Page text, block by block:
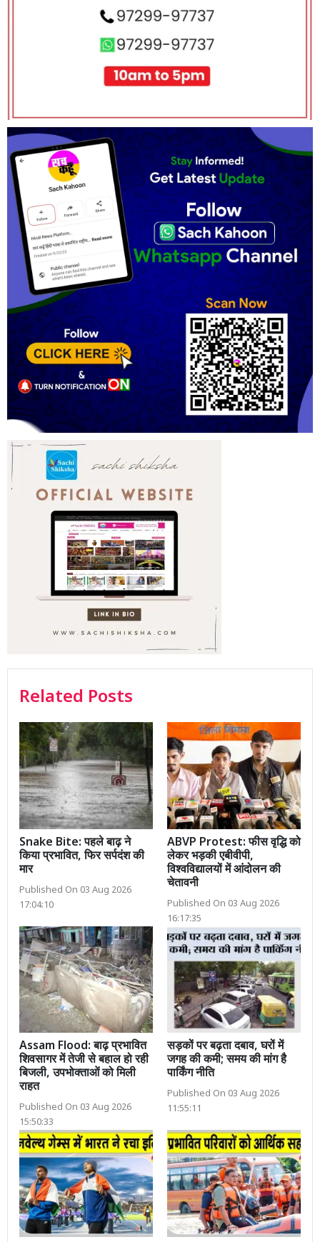
Related Posts
Snake Bite: पहले बाढ़ ने
किया प्रभावित, फिर सर्पदंश की
मार
Published On 03 Aug 2026
17:04:10
ABVP Protest: फीस वृद्धि को
लेकर भड़की एबीवीपी,
विश्वविद्यालयों में आंदोलन की
चेतावनी
Published On 03 Aug 2026
16:17:35
Assam Flood: बाढ़ प्रभावित
शिवसागर में तेजी से बहाल हो रही
बिजली, उपभोक्ताओं को मिली
राहत
Published On 03 Aug 2026
15:50:33
सड़कों पर बढ़ता दबाव, घरों में
जगह की कमी; समय की मांग है
पार्किंग नीति
Published On 03 Aug 2026
11:55:11